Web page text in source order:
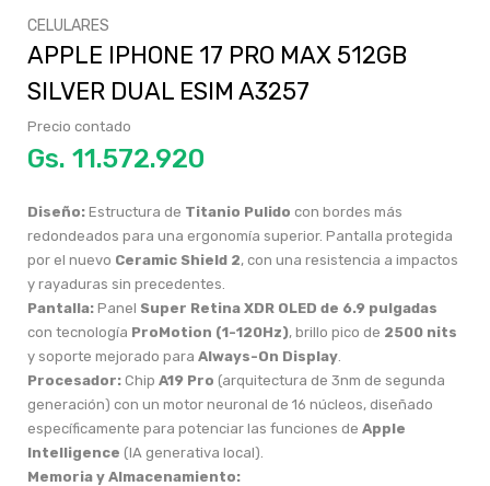
CELULARES
APPLE IPHONE 17 PRO MAX 512GB
SILVER DUAL ESIM A3257
Precio contado
Gs.
Diseño: Estructura de Titanio Pulido con bordes más
redondeados para una ergonomía superior. Pantalla protegida
por el nuevo Ceramic Shield 2, con una resistencia a impactos
y rayaduras sin precedentes.
Pantalla: Panel Super Retina XDR OLED de 6.9 pulgadas
con tecnología ProMotion (1-120Hz), brillo pico de 2500 nits
y soporte mejorado para Always-On Display
Procesador: Chip A19 Pro (arquitectura de 3nm de segunda
generación) con un motor neuronal de 16 núcleos, diseñado
específicamente para potenciar las funciones de Apple
Intelligence (IA generativa local).
Memoria y Almacenamiento: